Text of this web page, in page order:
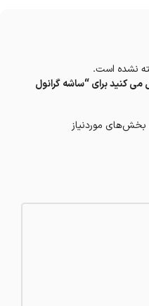
نشده است.
می کنید برای “ساشه گرانول
بخش‌های موردنیاز